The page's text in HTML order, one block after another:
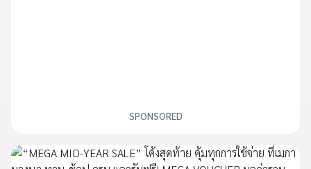
SPONSORED